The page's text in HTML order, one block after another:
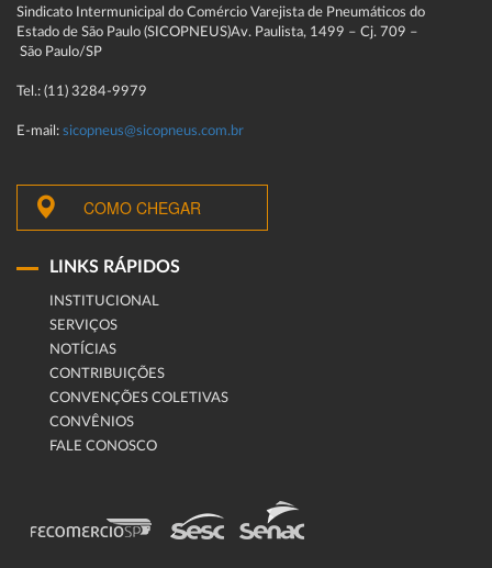
Sindicato Intermunicipal do Comércio Varejista de Pneumáticos do
Estado de São Paulo (SICOPNEUS)Av. Paulista, 1499 – Cj. 709 –
São Paulo/SP
Tel.: (11) 3284-9979
E-mail: sicopneus@sicopneus.com.br
COMO CHEGAR
LINKS RÁPIDOS
INSTITUCIONAL
SERVIÇOS
NOTÍCIAS
CONTRIBUIÇÕES
CONVENÇÕES COLETIVAS
CONVÊNIOS
FALE CONOSCO